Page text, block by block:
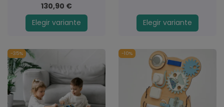
130,90 €
Elegir variante
Elegir variante
-35% -10%